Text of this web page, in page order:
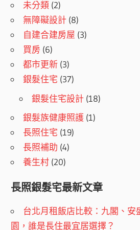
未分類 (2)
無障礙設計 (8)
自建合建房屋 (3)
買房 (6)
都市更新 (3)
銀髮住宅 (37)
銀髮住宅設計 (18)
銀髮族健康照護 (1)
長照住宅 (19)
長照補助 (4)
養生村 (20)
長照銀髮宅最新文章
台北月租飯店比較：九閣、安
園，誰是長住最宜居選擇？